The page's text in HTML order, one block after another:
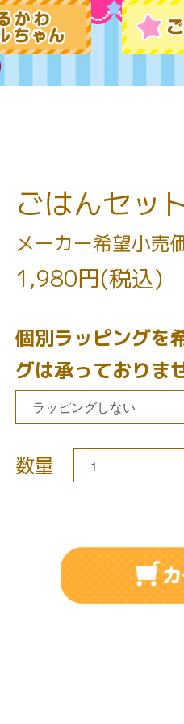
ごはんセッ
メーカー希望小売
1,980円(税込)
個別ラッピングを
グは承っておりま
数量